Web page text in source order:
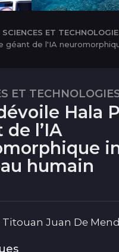
SCIENCES ET
géant de l'IA
ET
Hala
l’IA
humain
Titouan Juan De